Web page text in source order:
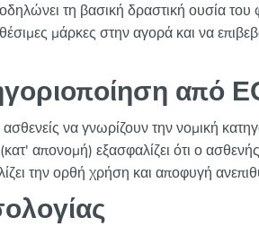
τη βασική δραστική ουσία του
μάρκες στην αγορά και να
από
ασθενείς να γνωρίζουν την νομική
απονομή) εξασφαλίζει ότι ο
την ορθή χρήση και αποφυγή